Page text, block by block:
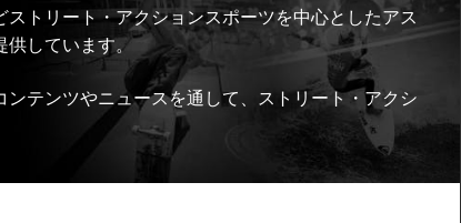
トリート・アクションスポーツを中心としたアス
供しています。
テンツやニュースを通して、ストリート・アクシ